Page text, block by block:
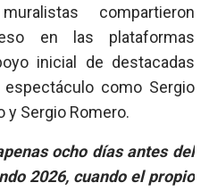
compartieron
en las plataformas
inicial de destacadas
como Sergio
y Sergio Romero.
ocho días antes del
2026, cuando el propio